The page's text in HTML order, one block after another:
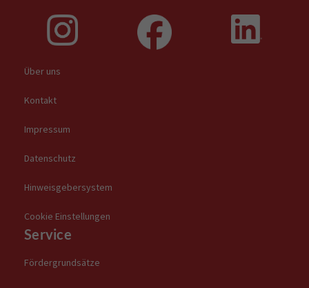
Über uns
Kontakt
Impressum
Datenschutz
Hinweisgebersystem
Cookie Einstellungen
Service
Fördergrundsätze